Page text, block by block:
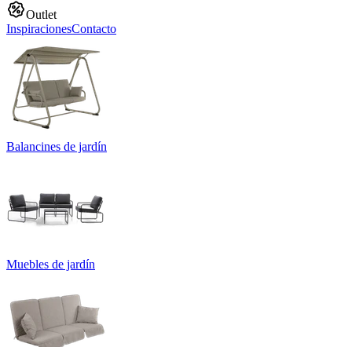
Outlet
InspiracionesContacto
Balancines de jardín
Muebles de jardín